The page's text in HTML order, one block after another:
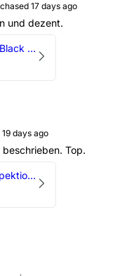
17 days ago
und dezent.
RS3 Emblem - 3D Black Edition - Schwarz/Schwarz Logo Modellschriftzug
days ago
Top.
Servicepaket / Inspektionspaket 1 mit Motul 300V 5W40 - 5W50 für alle 2.5 TFSI Modelle